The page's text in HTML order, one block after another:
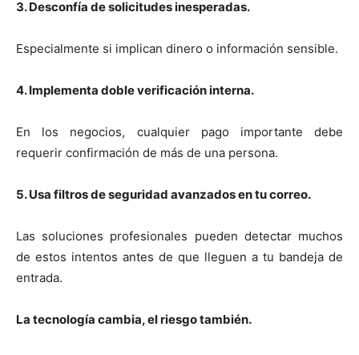
3. Desconfía de solicitudes inesperadas.
Especialmente si implican dinero o información sensible.
4. Implementa doble verificación interna.
En los negocios, cualquier pago importante debe
requerir confirmación de más de una persona.
5. Usa filtros de seguridad avanzados en tu correo.
Las soluciones profesionales pueden detectar muchos
de estos intentos antes de que lleguen a tu bandeja de
entrada.
La tecnología cambia, el riesgo también.